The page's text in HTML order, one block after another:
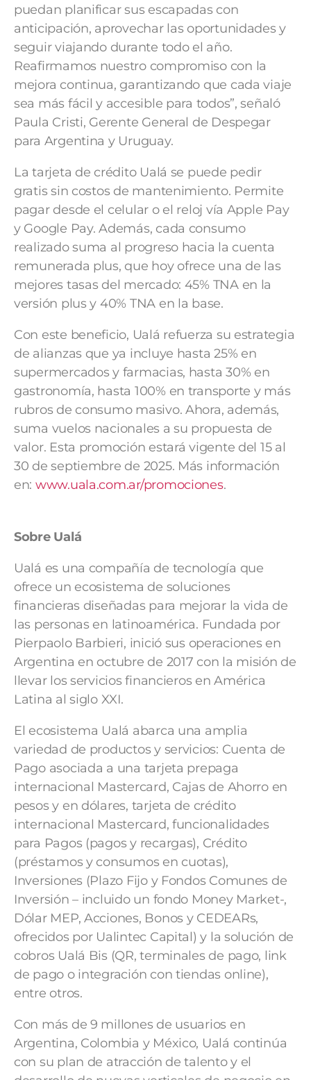
puedan planificar sus escapadas con
anticipación, aprovechar las oportunidades y
seguir viajando durante todo el año.
Reafirmamos nuestro compromiso con la
mejora continua, garantizando que cada viaje
sea más fácil y accesible para todos”, señaló
Paula Cristi, Gerente General de Despegar
para Argentina y Uruguay.
La tarjeta de crédito Ualá se puede pedir
gratis sin costos de mantenimiento. Permite
pagar desde el celular o el reloj vía Apple Pay
y Google Pay. Además, cada consumo
realizado suma al progreso hacia la cuenta
remunerada plus, que hoy ofrece una de las
mejores tasas del mercado: 45% TNA en la
versión plus y 40% TNA en la base.
Con este beneficio, Ualá refuerza su estrategia
de alianzas que ya incluye hasta 25% en
supermercados y farmacias, hasta 30% en
gastronomía, hasta 100% en transporte y más
rubros de consumo masivo. Ahora, además,
suma vuelos nacionales a su propuesta de
valor. Esta promoción estará vigente del 15 al
30 de septiembre de 2025. Más información
en: www.uala.com.ar/promociones.
Sobre Ualá
Ualá es una compañía de tecnología que
ofrece un ecosistema de soluciones
financieras diseñadas para mejorar la vida de
las personas en latinoamérica. Fundada por
Pierpaolo Barbieri, inició sus operaciones en
Argentina en octubre de 2017 con la misión de
llevar los servicios financieros en América
Latina al siglo XXI.
El ecosistema Ualá abarca una amplia
variedad de productos y servicios: Cuenta de
Pago asociada a una tarjeta prepaga
internacional Mastercard, Cajas de Ahorro en
pesos y en dólares, tarjeta de crédito
internacional Mastercard, funcionalidades
para Pagos (pagos y recargas), Crédito
(préstamos y consumos en cuotas),
Inversiones (Plazo Fijo y Fondos Comunes de
Inversión – incluido un fondo Money Market-,
Dólar MEP, Acciones, Bonos y CEDEARs,
ofrecidos por Ualintec Capital) y la solución de
cobros Ualá Bis (QR, terminales de pago, link
de pago o integración con tiendas online),
entre otros.
Con más de 9 millones de usuarios en
Argentina, Colombia y México, Ualá continúa
con su plan de atracción de talento y el